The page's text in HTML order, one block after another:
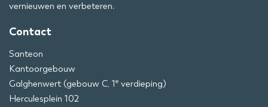
vernieuwen en verbeteren.
Contact
Santeon
Kantoorgebouw
Galghenwert (gebouw C, 1e verdieping)
Herculesplein 102